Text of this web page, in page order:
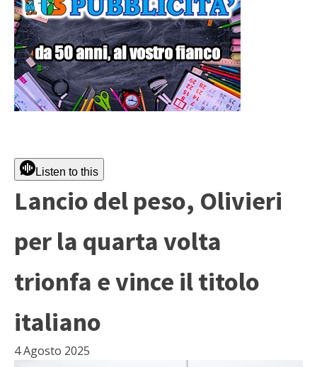
Listen to this
Lancio del peso, Olivieri
per la quarta volta
trionfa e vince il titolo
italiano
4 Agosto 2025